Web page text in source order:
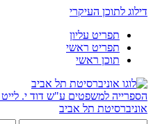
דילוג לתוכן העיקרי
תפריט עליון
תפריט ראשי
תוכן ראשי
הספרייה למשפטים ע"ש דוד י. לייט
אוניברסיטת תל אביב